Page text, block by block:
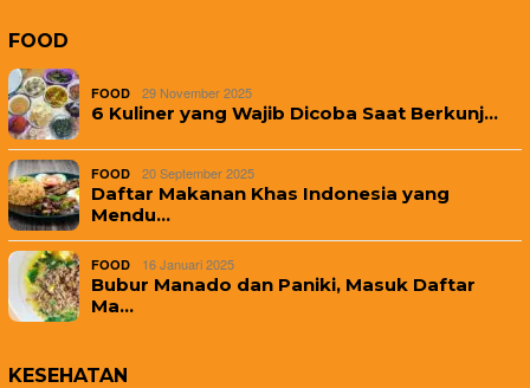
FOOD
FOOD 29 November 2025
6 Kuliner yang Wajib Dicoba Saat Berkunj…
FOOD 20 September 2025
Daftar Makanan Khas Indonesia yang
Mendu…
FOOD 16 Januari 2025
Bubur Manado dan Paniki, Masuk Daftar
Ma…
KESEHATAN